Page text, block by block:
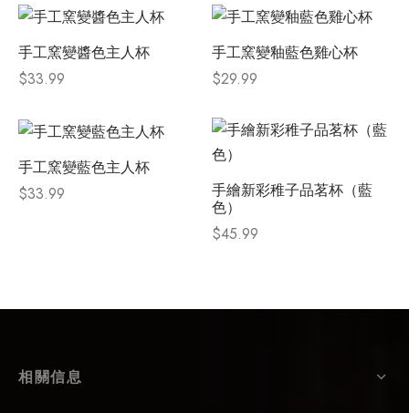
手工窯變醬色主人杯
$33.99
手工窯變釉藍色雞心杯
$29.99
手工窯變藍色主人杯
$33.99
手繪新彩稚子品茗杯（藍
色）
$45.99
相關信息